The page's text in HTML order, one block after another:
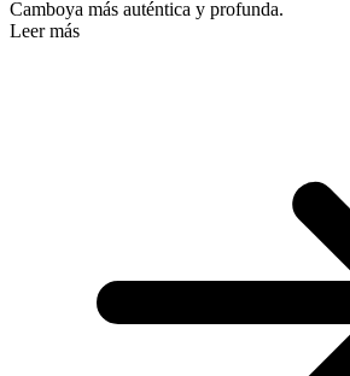
Camboya más auténtica y profunda.
Leer más